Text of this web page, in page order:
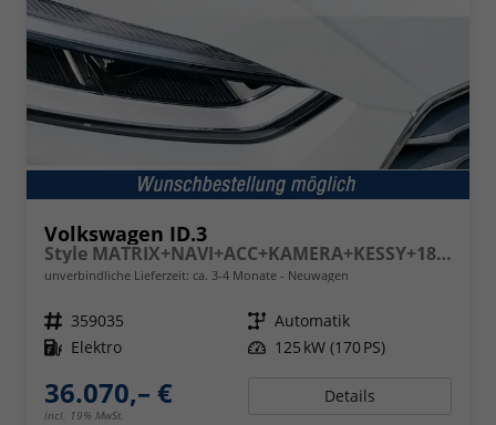
Volkswagen ID.3
Style MATRIX+NAVI+ACC+KAMERA+KESSY+18" ALU
unverbindliche Lieferzeit: ca. 3-4 Monate Neuwagen
Fahrzeugnr. 359035 Getriebe Automatik
Kraftstoff Elektro Leistung 125 kW (170 PS)
36.070,– €
incl. 19% MwSt.
Details